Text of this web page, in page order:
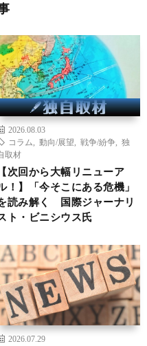
2026.08.03
コラム
動向/展望 戦争/紛争
独
取材
【次回から大幅リニューア
！】「今そこにある危機」
読み解く 国際ジャーナリ
ト・ビニシウス氏
2026.07.29